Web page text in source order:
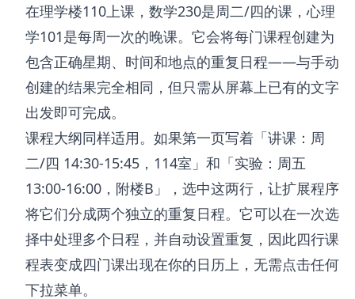
在理学楼110上课，数学230是周二/四的课，心理
学101是每周一次的晚课。它会将每门课程创建为
包含正确星期、时间和地点的重复日程——与手动
创建的结果完全相同，但只需从屏幕上已有的文字
出发即可完成。
课程大纲同样适用。如果第一页写着「讲课：周
二/四 14:30-15:45，114室」和「实验：周五
13:00-16:00，附楼B」，选中这两行，让扩展程序
将它们分成两个独立的重复日程。它可以在一次选
择中处理多个日程，并自动设置重复，因此四行课
程表变成四门课出现在你的日历上，无需点击任何
下拉菜单。